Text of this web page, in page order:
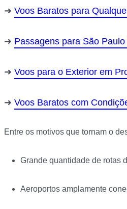
Voos Baratos para
Passagens para São Paulo
Voos para o Exterior em
Voos Baratos com
Entre os motivos que tornam o
Grande quantidade de rotas
Aeroportos amplamente